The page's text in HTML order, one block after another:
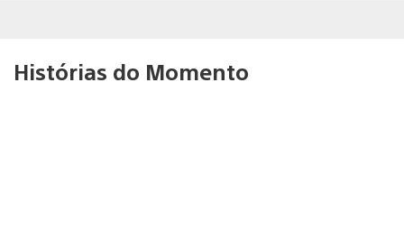
Histórias do Momento